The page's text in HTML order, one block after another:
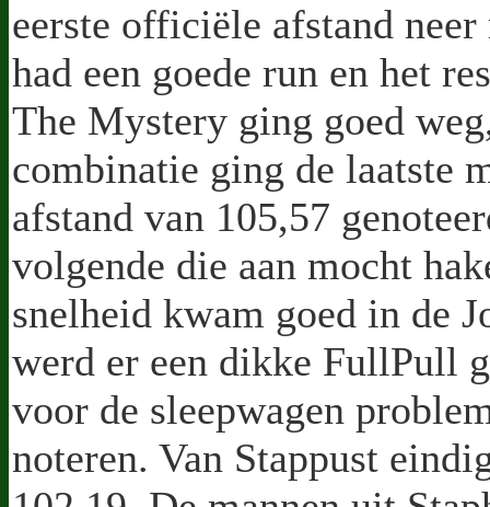
eerste officiële afstand
had een goede run en het
The Mystery ging goed
combinatie ging de laatste
afstand van 105,57
volgende die aan mocht
snelheid kwam goed in de
werd er een dikke FullPull
voor de sleepwagen
noteren. Van Stappust